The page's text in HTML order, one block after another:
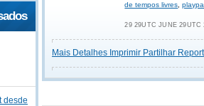
desde
de tempos livres ,
29 29UTC JUNE 29UTC
Mais Detalhes Imprimir Partilhar